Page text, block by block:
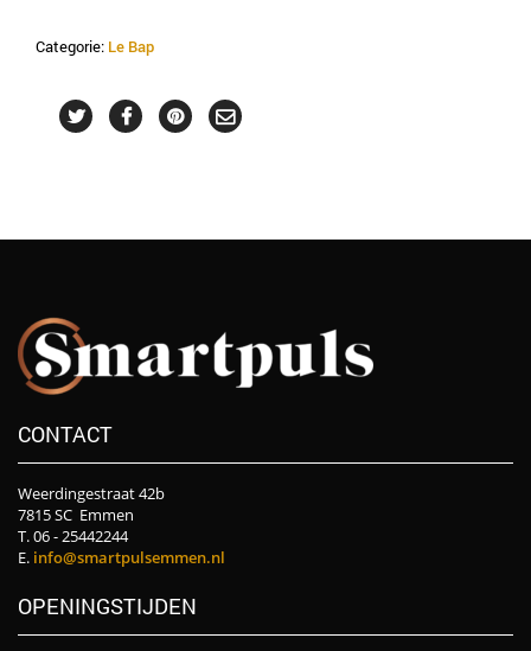
15%
Meso
Serum
Categorie: Le Bap
CONTACT
Weerdingestraat 42b
7815 SC Emmen
T. 06 - 25442244
E. info@smartpulsemmen.nl
OPENINGSTIJDEN